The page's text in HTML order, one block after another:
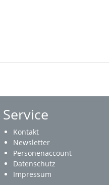
Service
Kontakt
Newsletter
Personenaccount
Datenschutz
Impressum